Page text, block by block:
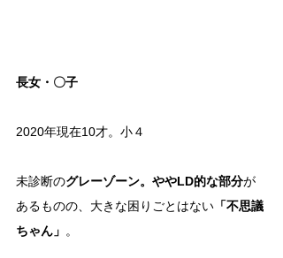
長女・〇子
2020年現在10才。小４
未診断のグレーゾーン。ややLD的な部分が
あるものの、大きな困りごとはない 「不思議
ちゃん」 。